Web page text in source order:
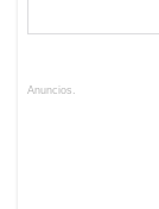
Anuncios.